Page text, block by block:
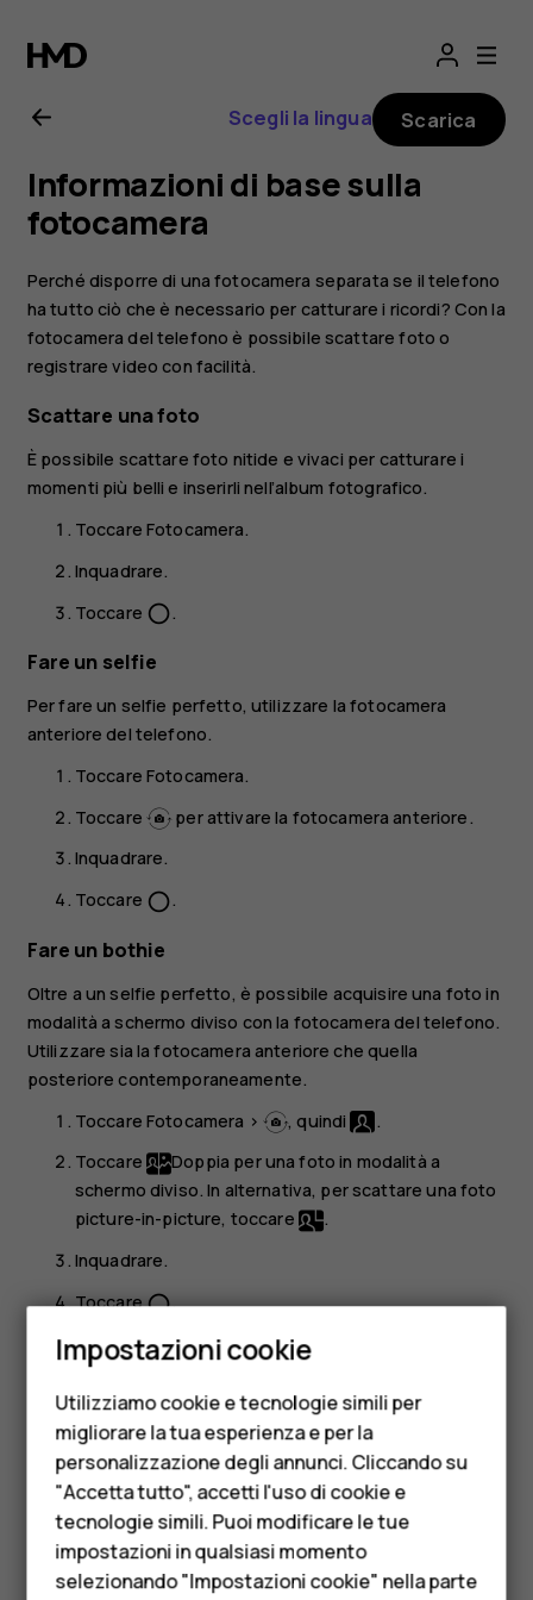
Manuale
d’uso
del
Nokia
8.1
Smartphone
Cellulari
Telefoni per anziani
Accessori
HMD Terra M
Per le imprese
Scegli la lingua Scarica
Informazioni di base sulla
fotocamera
Perché disporre di una fotocamera separata se il telefono
ha tutto ciò che è necessario per catturare i ricordi? Con la
fotocamera del telefono è possibile scattare foto o
registrare video con facilità.
Scattare una foto
È possibile scattare foto nitide e vivaci per catturare i
momenti più belli e inserirli nell’album fotografico.
ToccareFotocamera.
Inquadrare.
Toccare panorama_fish_eye.
Fare un selfie
Per fare un selfie perfetto, utilizzare la fotocamera
anteriore del telefono.
ToccareFotocamera.
Toccare
per attivare la fotocamera anteriore.
Inquadrare.
Toccare panorama_fish_eye.
Fare un bothie
Oltre a un selfie perfetto, è possibile acquisire una foto in
modalità a schermo diviso con la fotocamera del telefono.
Utilizzare sia la fotocamera anteriore che quella
posteriore contemporaneamente.
ToccareFotocamera > , quindi
.
Toccare
Doppia per una foto in modalità a
schermo diviso. In alternativa, per scattare una foto
picture-in-picture, toccare
.
Inquadrare.
Toccarepanorama_fish_eye.
Per riattivare la modalità a schermo intero, toccare
Suggerimento:
quando si scatta una foto o si
registra un video picture-in-picture e si desidera
spostare l'immagine più piccola, tenere premuta
l'immagine e trascinarla nella posizione desiderata.
Scattare foto panoramiche
Impostazioni cookie
Utilizziamo cookie e tecnologie simili per
migliorare la tua esperienza e per la
personalizzazione degli annunci. Cliccando su
"Accetta tutto", accetti l'uso di cookie e
tecnologie simili. Puoi modificare le tue
impostazioni in qualsiasi momento
selezionando "Impostazioni cookie" nella parte